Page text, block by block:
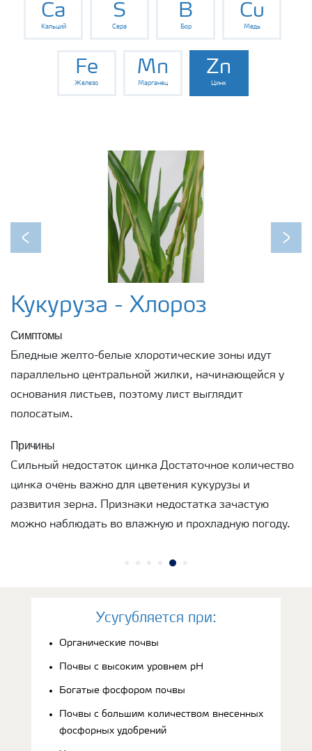
Ca
Кальций
S
Сера
B
Бор
Cu
Медь
Fe
Железо
Mn
Марганец
Zn
Цинк
Previous Next
Кукуруза - Хлороз
Симптомы
Бледные желто-белые хлоротические зоны идут
параллельно центральной жилки, начинающейся у
основания листьев, поэтому лист выглядит
полосатым.
Причины
Сильный недостаток цинка Достаточное количество
цинка очень важно для цветения кукурузы и
развития зерна. Признаки недостатка зачастую
можно наблюдать во влажную и прохладную погоду.
Усугубляется при:
Органические почвы
Почвы с высоким уровнем рН
Богатые фосфором почвы
Почвы с большим количеством внесенных
фосфорных удобрений